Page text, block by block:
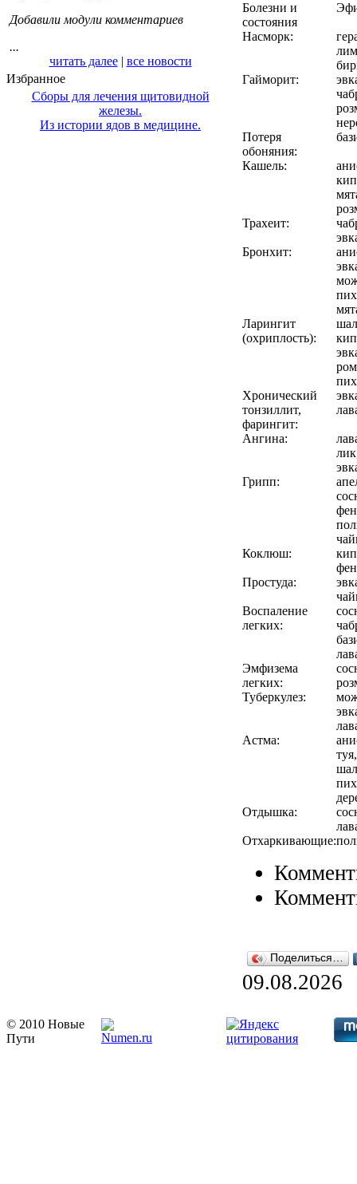
Добавили модули комментариев
...
читать далее| все новости
Избранное
Сборы для лечения щитовидной
железы.
Из истории ядов в медицине.
Болезни и
состояния
Насморк:
Гайморит:
Потеря
обоняния:
Кашель:
Трахеит:
Бронхит:
Ларингит
(охриплость):
Хронический
тон­зиллит,
фарингит:
Ангина:
Грипп:
Коклюш:
Простуда:
Воспаление
легких:
Эмфизема
легких:
Туберкулез:
Астма:
Отдышка:
Отхаркивающие:
Поделиться…
09.08.2026
© 2010 Новые
Пути